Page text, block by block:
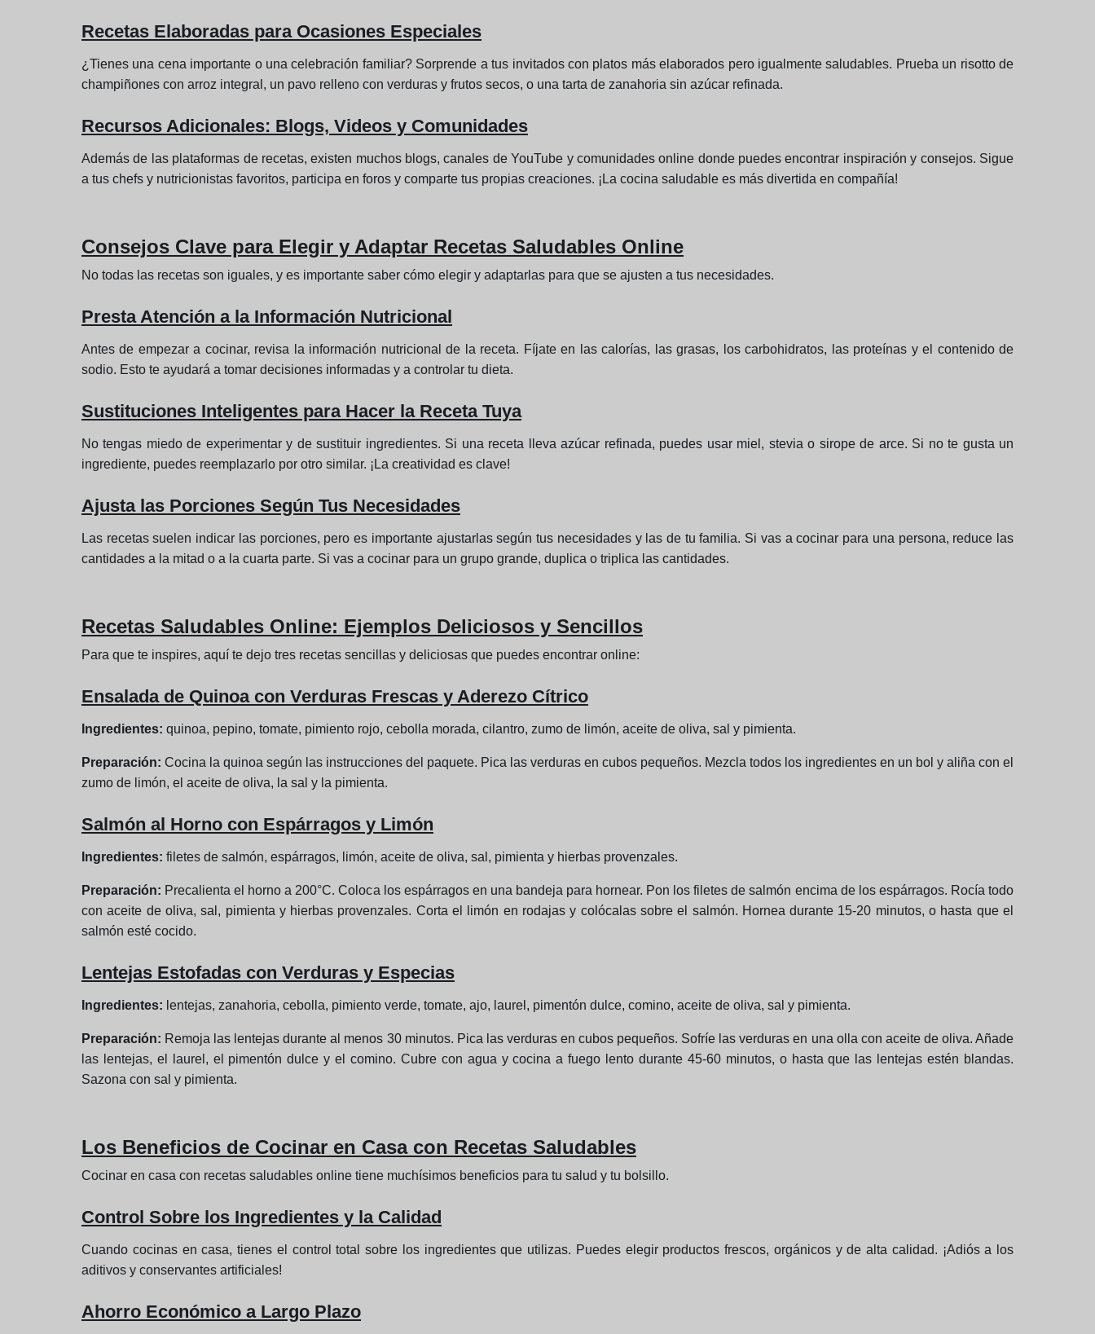
Recetas Elaboradas para Ocasiones Especiales
¿Tienes una cena importante o una celebración familiar? Sorprende a tus invitados con platos más elaborados pero igualmente saludables. Prueba un risotto de
champiñones con arroz integral, un pavo relleno con verduras y frutos secos, o una tarta de zanahoria sin azúcar refinada.
Recursos Adicionales: Blogs, Videos y Comunidades
Además de las plataformas de recetas, existen muchos blogs, canales de YouTube y comunidades online donde puedes encontrar inspiración y consejos. Sigue
a tus chefs y nutricionistas favoritos, participa en foros y comparte tus propias creaciones. ¡La cocina saludable es más divertida en compañía!
Consejos Clave para Elegir y Adaptar Recetas Saludables Online
No todas las recetas son iguales, y es importante saber cómo elegir y adaptarlas para que se ajusten a tus necesidades.
Presta Atención a la Información Nutricional
Antes de empezar a cocinar, revisa la información nutricional de la receta. Fíjate en las calorías, las grasas, los carbohidratos, las proteínas y el contenido de
sodio. Esto te ayudará a tomar decisiones informadas y a controlar tu dieta.
Sustituciones Inteligentes para Hacer la Receta Tuya
No tengas miedo de experimentar y de sustituir ingredientes. Si una receta lleva azúcar refinada, puedes usar miel, stevia o sirope de arce. Si no te gusta un
ingrediente, puedes reemplazarlo por otro similar. ¡La creatividad es clave!
Ajusta las Porciones Según Tus Necesidades
Las recetas suelen indicar las porciones, pero es importante ajustarlas según tus necesidades y las de tu familia. Si vas a cocinar para una persona, reduce las
cantidades a la mitad o a la cuarta parte. Si vas a cocinar para un grupo grande, duplica o triplica las cantidades.
Recetas Saludables Online: Ejemplos Deliciosos y Sencillos
Para que te inspires, aquí te dejo tres recetas sencillas y deliciosas que puedes encontrar online:
Ensalada de Quinoa con Verduras Frescas y Aderezo Cítrico
Ingredientes: quinoa, pepino, tomate, pimiento rojo, cebolla morada, cilantro, zumo de limón, aceite de oliva, sal y pimienta.
Preparación: Cocina la quinoa según las instrucciones del paquete. Pica las verduras en cubos pequeños. Mezcla todos los ingredientes en un bol y aliña con el
zumo de limón, el aceite de oliva, la sal y la pimienta.
Salmón al Horno con Espárragos y Limón
Ingredientes: filetes de salmón, espárragos, limón, aceite de oliva, sal, pimienta y hierbas provenzales.
Preparación: Precalienta el horno a 200°C. Coloca los espárragos en una bandeja para hornear. Pon los filetes de salmón encima de los espárragos. Rocía todo
con aceite de oliva, sal, pimienta y hierbas provenzales. Corta el limón en rodajas y colócalas sobre el salmón. Hornea durante 15-20 minutos, o hasta que el
salmón esté cocido.
Lentejas Estofadas con Verduras y Especias
Ingredientes: lentejas, zanahoria, cebolla, pimiento verde, tomate, ajo, laurel, pimentón dulce, comino, aceite de oliva, sal y pimienta.
Preparación: Remoja las lentejas durante al menos 30 minutos. Pica las verduras en cubos pequeños. Sofríe las verduras en una olla con aceite de oliva. Añade
las lentejas, el laurel, el pimentón dulce y el comino. Cubre con agua y cocina a fuego lento durante 45-60 minutos, o hasta que las lentejas estén blandas.
Sazona con sal y pimienta.
Los Beneficios de Cocinar en Casa con Recetas Saludables
Cocinar en casa con recetas saludables online tiene muchísimos beneficios para tu salud y tu bolsillo.
Control Sobre los Ingredientes y la Calidad
Cuando cocinas en casa, tienes el control total sobre los ingredientes que utilizas. Puedes elegir productos frescos, orgánicos y de alta calidad. ¡Adiós a los
aditivos y conservantes artificiales!
Ahorro Económico a Largo Plazo